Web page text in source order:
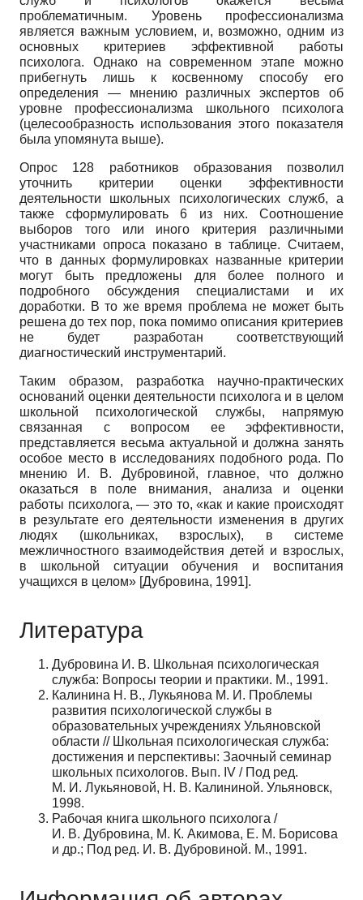
проблематичным. Уровень профессионализма
является важным условием, и, возможно, одним из
основных критериев эффективной работы
психолога. Однако на современном этапе можно
прибегнуть лишь к косвенному способу его
определения — мнению различных экспертов об
уровне профессионализма школьного психолога
(целесообразность использования этого показателя
была упомянута выше).
Опрос 128 работников образования позволил
уточнить критерии оценки эффективности
деятельности школьных психологических служб, а
также сформулировать 6 из них. Соотношение
выборов того или иного критерия различными
участниками опроса показано в таблице. Считаем,
что в данных формулировках названные критерии
могут быть предложены для более полного и
подробного обсуждения специалистами и их
доработки. В то же время проблема не может быть
решена до тех пор, пока помимо описания критериев
не будет разработан соответствующий
диагностический инструментарий.
Таким образом, разработка научно-практических
оснований оценки деятельности психолога и в целом
школьной психологической службы, напрямую
связанная с вопросом ее эффективности,
представляется весьма актуальной и должна занять
особое место в исследованиях подобного рода. По
мнению И. В. Дубровиной, главное, что должно
оказаться в поле внимания, анализа и оценки
работы психолога, — это то, «как и какие происходят
в результате его деятельности изменения в других
людях (школьниках, взрослых), в системе
межличностного взаимодействия детей и взрослых,
в школьной ситуации обучения и воспитания
учащихся в целом» [Дубровина, 1991].
Литература
Дубровина И. В. Школьная психологическая
служба: Вопросы теории и практики. М., 1991.
Калинина Н. В., Лукьянова М. И. Проблемы
развития психологической службы в
образовательных учреждениях Ульяновской
области // Школьная психологическая служба:
достижения и перспективы: Заочный семинар
школьных психологов. Вып. IV / Под ред.
М. И. Лукьяновой, Н. В. Калининой. Ульяновск,
1998.
Рабочая книга школьного психолога /
И. В. Дубровина, М. К. Акимова, Е. М. Борисова
и др.; Под ред. И. В. Дубровиной. М., 1991.